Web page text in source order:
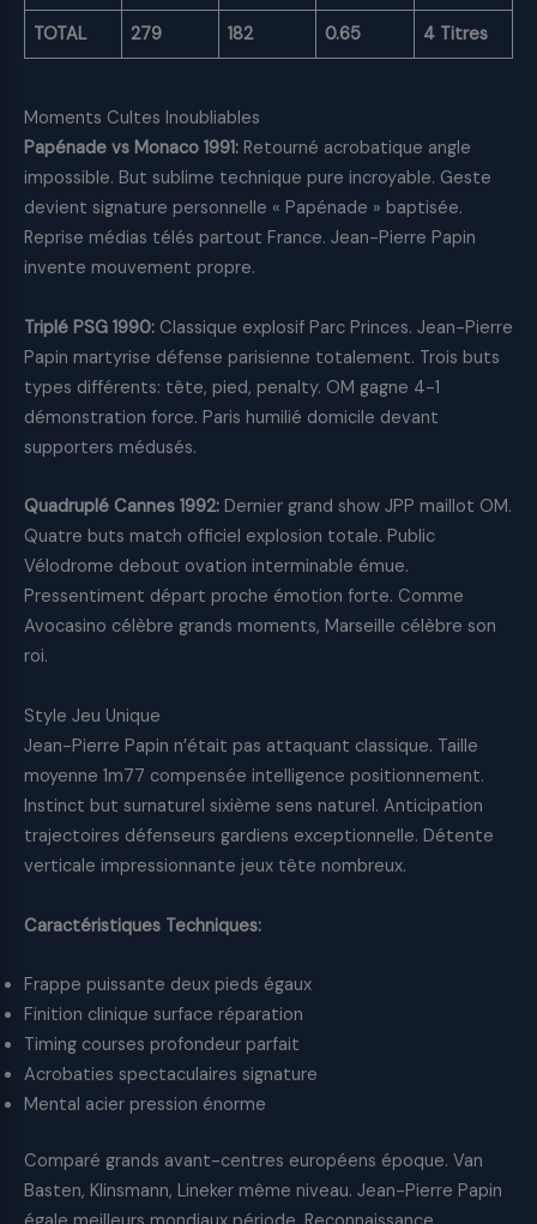
TOTAL 279 182 0.65 4 Titres
Moments Cultes Inoubliables
Papénade vs Monaco 1991: Retourné acrobatique angle
impossible. But sublime technique pure incroyable. Geste
devient signature personnelle « Papénade » baptisée.
Reprise médias télés partout France. Jean-Pierre Papin
invente mouvement propre.
Triplé PSG 1990: Classique explosif Parc Princes. Jean-Pierre
Papin martyrise défense parisienne totalement. Trois buts
types différents: tête, pied, penalty. OM gagne 4-1
démonstration force. Paris humilié domicile devant
supporters médusés.
Quadruplé Cannes 1992: Dernier grand show JPP maillot OM.
Quatre buts match officiel explosion totale. Public
Vélodrome debout ovation interminable émue.
Pressentiment départ proche émotion forte. Comme
Avocasino célèbre grands moments, Marseille célèbre son
roi.
Style Jeu Unique
Jean-Pierre Papin n’était pas attaquant classique. Taille
moyenne 1m77 compensée intelligence positionnement.
Instinct but surnaturel sixième sens naturel. Anticipation
trajectoires défenseurs gardiens exceptionnelle. Détente
verticale impressionnante jeux tête nombreux.
Caractéristiques Techniques:
Frappe puissante deux pieds égaux
Finition clinique surface réparation
Timing courses profondeur parfait
Acrobaties spectaculaires signature
Mental acier pression énorme
Comparé grands avant-centres européens époque. Van
Basten, Klinsmann, Lineker même niveau. Jean-Pierre Papin